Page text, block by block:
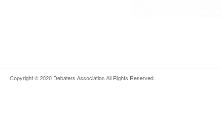
Copyright © 2020 Debaters AssociationAll Rights Reserved.